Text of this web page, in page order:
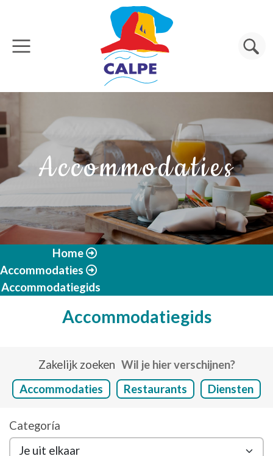
Overslaan en naar de inhoud gaan
Zoeken
Accommodaties
Home
Accommodaties
Accommodatiegids
Accommodatiegids
Zakelijk zoeken Wil je hier verschijnen?
Accommodaties
Restaurants Diensten
Categoría